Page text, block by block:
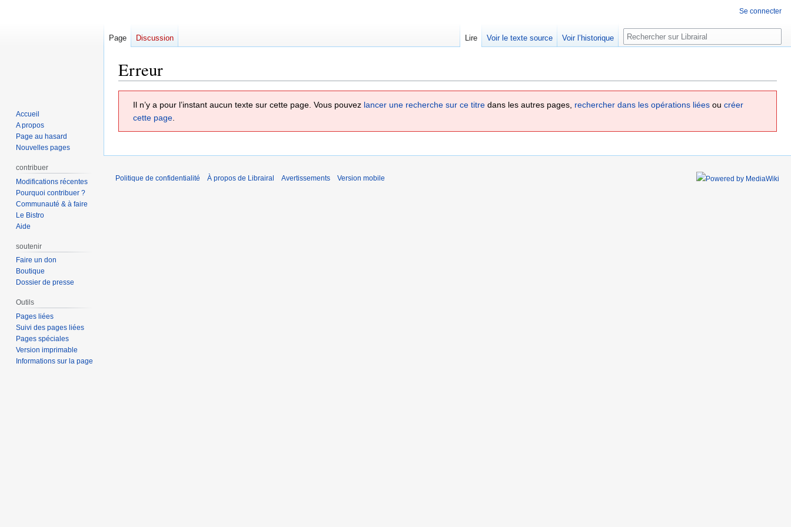
Erreur
Il n’y a pour l’instant aucun texte sur cette page. Vous pouvez lancer une recherche sur ce titre dans les autres pages, rechercher dans les opérations liées ou créer
cette page.
Se connecter
Page Discussion Lire Voir le texte source Voir l’historique Rechercher
Accueil
A propos
Page au hasard
Nouvelles pages
contribuer
Modifications récentes
Pourquoi contribuer ?
Communauté & à faire
Le Bistro
Aide
soutenir
Faire un don
Boutique
Dossier de presse
Outils
Pages liées
Suivi des pages liées
Pages spéciales
Version imprimable
Informations sur la page
Politique de confidentialité À propos de Librairal Avertissements Version mobile